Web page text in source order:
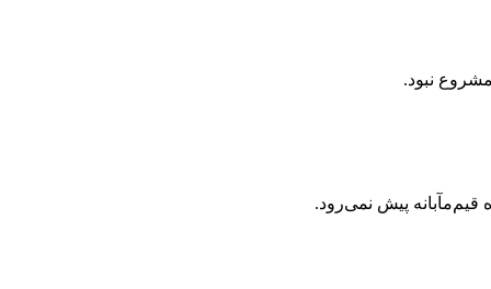
نبود.
پیش نمی‌رود.